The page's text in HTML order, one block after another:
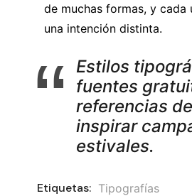
de muchas formas, y cada
una intención distinta.
Estilos
fuentes
referencias
inspirar
estivales.
Etiquetas: Tipografías